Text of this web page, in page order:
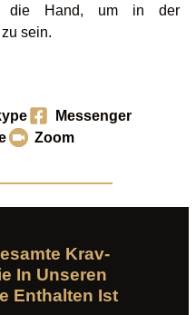
die Hand, um in der
sein.
Messenger
Zoom
Krav-
In Unseren
Enthalten Ist